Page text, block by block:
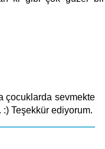
çocuklarda sevmekte
Teşekkür ediyorum.